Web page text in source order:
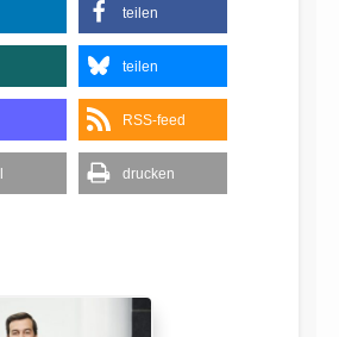
teilen
teilen
RSS-feed
drucken